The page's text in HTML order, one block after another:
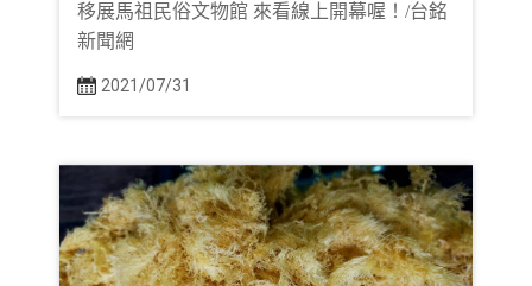
移展馬祖民俗文物館 來看線上開幕喔！/台銘
新聞網
2021/07/31